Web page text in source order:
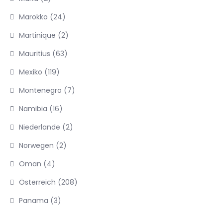
Marokko (24)
Martinique (2)
Mauritius (63)
Mexiko (119)
Montenegro (7)
Namibia (16)
Niederlande (2)
Norwegen (2)
Oman (4)
Österreich (208)
Panama (3)